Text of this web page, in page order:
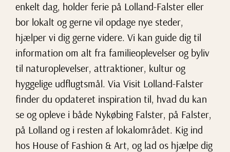
enkelt dag, holder ferie på Lolland-Falster eller
bor lokalt og gerne vil opdage nye steder,
hjælper vi dig gerne videre. Vi kan guide dig til
information om alt fra familieoplevelser og byliv
til naturoplevelser, attraktioner, kultur og
hyggelige udflugtsmål. Via Visit Lolland-Falster
finder du opdateret inspiration til, hvad du kan
se og opleve i både Nykøbing Falster, på Falster,
på Lolland og i resten af lokalområdet. Kig ind
hos House of Fashion & Art, og lad os hjælpe dig